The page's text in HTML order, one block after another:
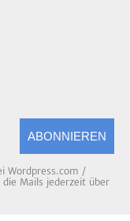
ABONNIEREN
Wordpress.com /
Mails jederzeit über